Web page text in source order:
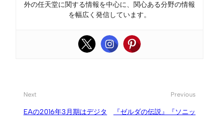
外の任天堂に関する情報を中心に、関心ある分野の情報
を幅広く発信しています。
Next
EAの2016年3月期はデジタ
Previous
『ゼルダの伝説』『ソニッ